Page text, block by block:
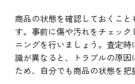
商品の状態を確認しておくこ
す。事前に傷や汚れをチェッ
ニングを行いましょう。査定
識が異なると、トラブルの原
ため、自分でも商品の状態を把